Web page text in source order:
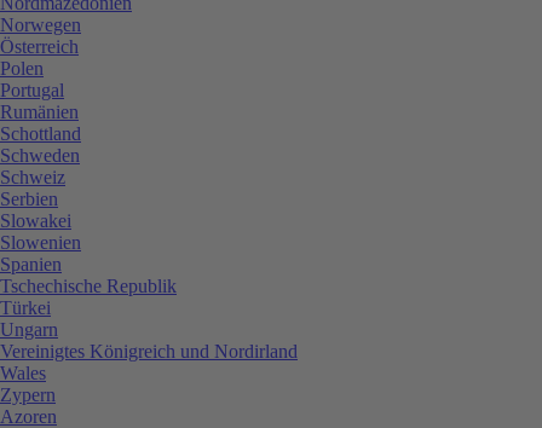
Norwegen
Österreich
Polen
Portugal
Rumänien
Schottland
Schweden
Schweiz
Serbien
Slowakei
Slowenien
Spanien
Tschechische Republik
Türkei
Ungarn
Vereinigtes Königreich und Nordirland
Wales
Zypern
Azoren